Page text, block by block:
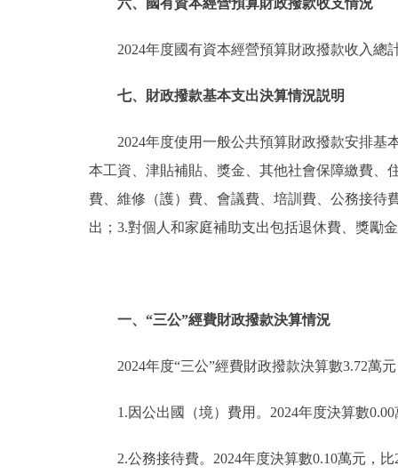
2024年度國有資本經營預算財政撥款收入總
七、財政撥款基本支出決算情況説明
2024年度使用一般公共預算財政撥款安排基
本工資、津貼補貼、獎金、其他社會保障繳費、
費、維修（護）費、會議費、培訓費、公務接待
出；3.對個人和家庭補助支出包括退休費、獎勵
一、“三公”經費財政撥款決算情況
2024年度“三公”經費財政撥款決算數3.72萬
1.因公出國（境）費用。2024年度決算數
2.公務接待費。2024年度決算數0.10萬元，